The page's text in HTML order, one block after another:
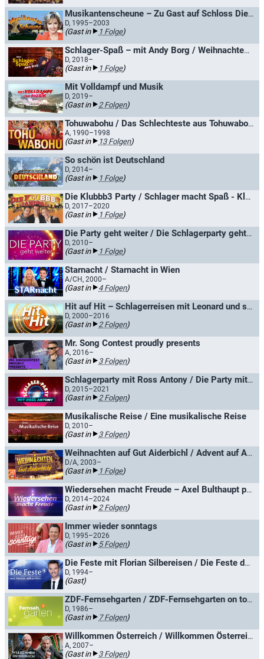
Musikantenscheune – Zu Gast auf Schloss Diedersdorf
D, 1995–2003
(Gast in 1 Folge)
Schlager-Spaß – mit Andy Borg / Weihnachten mit Andy Borg
D, 2018–
(Gast in 1 Folge)
Mit Volldampf und Musik
D, 2019–
(Gast in 2 Folgen)
Tohuwabohu / Das Schlechteste aus Tohuwabohu
A, 1990–1998
(Gast in 13 Folgen)
So schön ist Deutschland
D, 2014–
(Gast in 1 Folge)
Die Klubbb3 Party / Schlager macht Spaß - Klubbb3 in den Bergen
D, 2017–2020
(Gast in 1 Folge)
Die Party geht weiter / Die Schlagerparty geht weiter
D, 2010–
(Gast in 1 Folge)
Starnacht / Starnacht in Wien
A/CH, 2000–
(Gast in 4 Folgen)
Hit auf Hit – Schlagerreisen mit Leonard und seinen Gästen
D, 2000–2016
(Gast in 2 Folgen)
Mr. Song Contest proudly presents
A, 2016–
(Gast in 3 Folgen)
Schlagerparty mit Ross Antony / Die Party mit Ross Antony
D, 2015–2021
(Gast in 2 Folgen)
Musikalische Reise / Eine musikalische Reise
D, 2010–
(Gast in 3 Folgen)
Weihnachten auf Gut Aiderbichl / Advent auf Aiderbichl
D/A, 2003–
(Gast in 1 Folge)
Wiedersehen macht Freude – Axel Bulthaupt präsentiert Perlen der MDR Unterhaltung
D, 2014–2024
(Gast in 2 Folgen)
Immer wieder sonntags
D, 1995–2026
(Gast in 5 Folgen)
Die Feste mit Florian Silbereisen / Die Feste der Volksmusik
D, 1994–
(Gast)
ZDF-Fernsehgarten / ZDF-Fernsehgarten on tour
D, 1986–
(Gast in 7 Folgen)
Willkommen Österreich / Willkommen Österreich mit Stermann & Grissemann
A, 2007–
(Gast in 3 Folgen)